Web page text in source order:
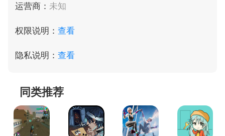
运营商： 未知
权限说明： 查看
隐私说明： 查看
同类推荐